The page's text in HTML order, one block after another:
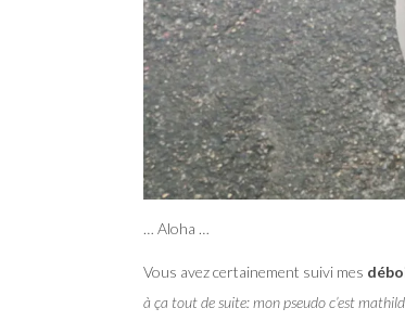
… Aloha …
Vous avez certainement suivi mes
à ça tout de suite: mon pseudo c’est